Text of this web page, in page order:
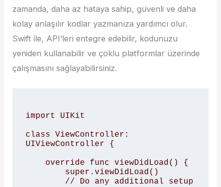
zamanda, daha az hataya sahip, güvenli ve daha
kolay anlaşılır kodlar yazmanıza yardımcı olur.
Swift ile, API’leri entegre edebilir, kodunuzu
yeniden kullanabilir ve çoklu platformlar üzerinde
çalışmasını sağlayabilirsiniz.
import UIKit
class ViewController:
UIViewController {